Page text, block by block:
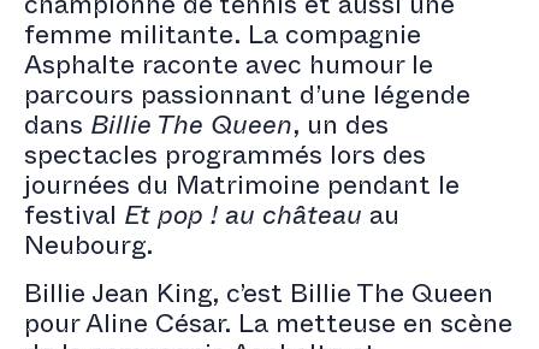
championne de tennis et aussi une
femme militante. La compagnie
Asphalte raconte avec humour le
parcours passionnant d’une légende
dans Billie The Queen , un des
spectacles programmés lors des
journées du Matrimoine pendant le
festival Et pop ! au château au
Neubourg.
Billie Jean King, c’est Billie The Queen
pour Aline César. La metteuse en scène